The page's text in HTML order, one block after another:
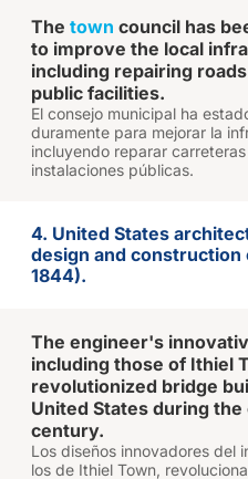
The town council has
to improve the local
including repairing
public facilities.
El consejo municipal ha
duramente para mejorar la
incluyendo reparar
instalaciones públicas.
4. United States
design and
1844).
The engineer's
including those of Ithiel
revolutionized bridge
United States during the
century.
Los diseños innovadores del
los de Ithiel Town,